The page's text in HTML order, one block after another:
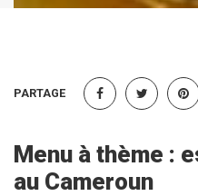
PARTAGE
Menu à thème :
au Cameroun